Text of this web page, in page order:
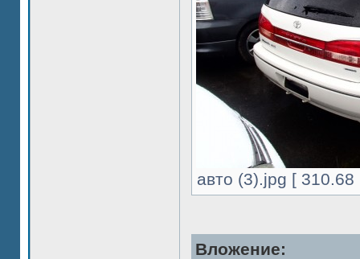
авто (3).jpg [
Вложение: